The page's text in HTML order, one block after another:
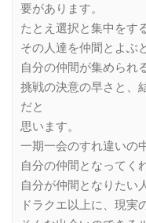
要があります。
たとえ選択と集中をす
その人達を仲間とよぶ
自分の仲間が集められ
挑戦の決意の早さと、
だと
思います。
一期一会のすれ違いの
自分の仲間となってく
自分が仲間となりたい
ドラクエ以上に、現実